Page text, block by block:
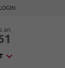
LOGIN
an